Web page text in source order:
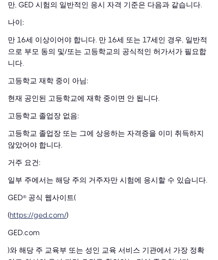
만, GED 시험의 일반적인 응시 자격 기준은 다음과 같습니다.
나이:
만 16세 이상이어야 합니다. 만 16세 또는 17세인 경우, 일반적
으로 부모 동의 및/또는 고등학교의 공식적인 허가서가 필요합
니다.
고등학교 재학 중이 아님:
현재 공인된 고등학교에 재학 중이면 안 됩니다.
고등학교 졸업장 없음:
고등학교 졸업장 또는 그에 상응하는 자격증을 이미 취득하지
않았어야 합니다.
거주 요건:
일부 주에서는 해당 주의 거주자만 시험에 응시할 수 있습니다.
GED® 공식 웹사이트(
(https://ged.com/)
GED.com
)와 해당 주 교육부 또는 성인 교육 서비스 기관에서 가장 정확